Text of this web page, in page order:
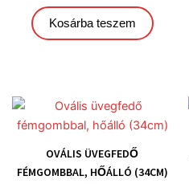
Kosárba teszem
OVÁLIS ÜVEGFEDŐ
FÉMGOMBBAL, HŐÁLLÓ (34CM)